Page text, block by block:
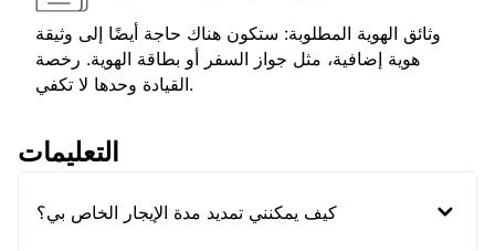
وثائق الهوية المطلوبة: ستكون هناك حاجة أيضًا إلى وثيقة
هوية إضافية، مثل جواز السفر أو بطاقة الهوية. رخصة
القيادة وحدها لا تكفي.
التعليمات
كيف يمكنني تمديد مدة الإيجار الخاص بي؟